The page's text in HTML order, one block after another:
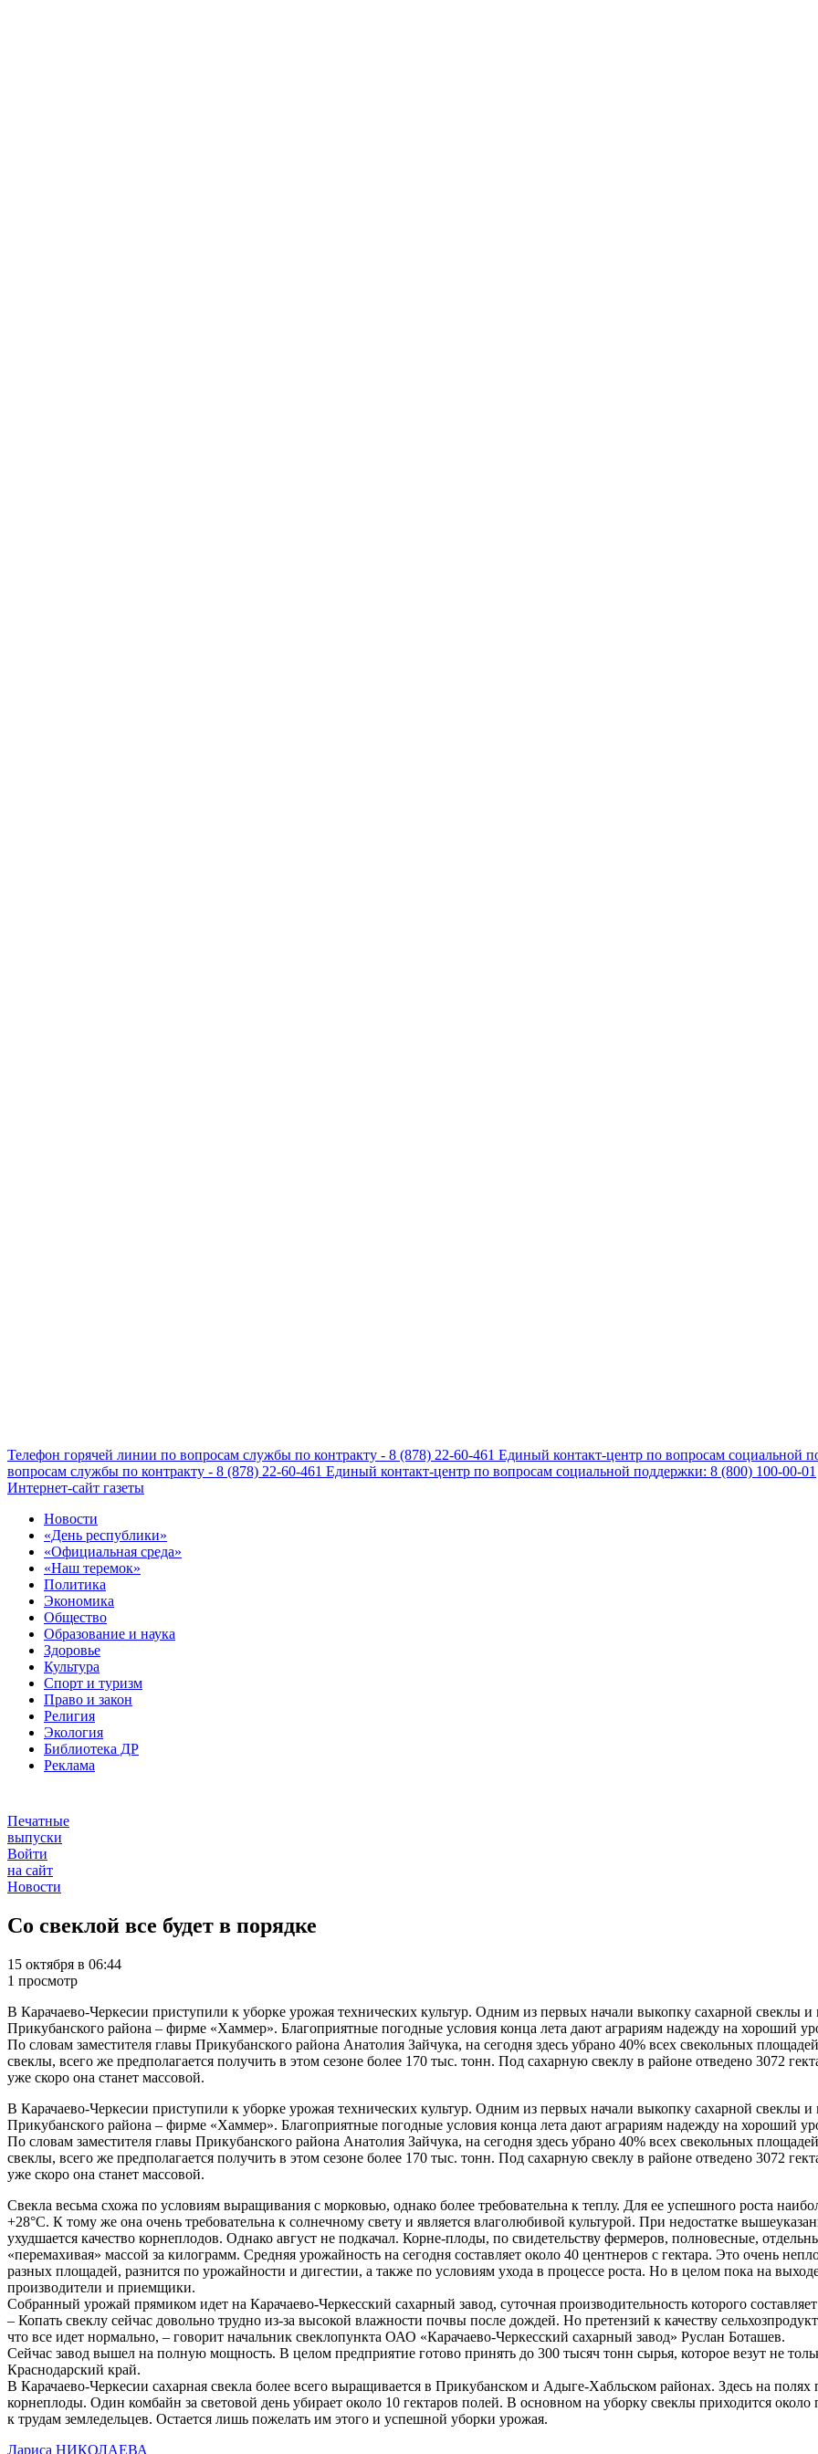
Телефон горячей линии по вопросам службы по контракту - 8 (878) 22-60-461 Единый контакт-центр по вопросам социальной
вопросам службы по контракту - 8 (878) 22-60-461 Единый контакт-центр по вопросам социальной поддержки: 8 (800) 100-00-01
Интернет-сайт газеты
Новости
«День республики»
«Официальная среда»
«Наш теремок»
Политика
Экономика
Общество
Образование и наука
Здоровье
Культура
Спорт и туризм
Право и закон
Религия
Экология
Библиотека ДР
Реклама
Печатные
выпуски
Войти
на сайт
Новости
Со свеклой все будет в порядке
15 октября в 06:44
1 просмотр
В Карачаево-Черкесии приступили к уборке урожая технических культур. Одним из первых начали выкопку сахарной свеклы
Прикубанского района – фирме «Хаммер». Благоприятные погодные условия конца лета дают аграриям надежду на хороший
По словам заместителя главы Прикубанского района Анатолия Зайчука, на сегодня здесь убрано 40% всех свекольных
свеклы, всего же предполагается получить в этом сезоне более 170 тыс. тонн. Под сахарную свеклу в районе отведено 3072
уже скоро она станет массовой.
В Карачаево-Черкесии приступили к уборке урожая технических культур. Одним из первых начали выкопку сахарной свеклы
Прикубанского района – фирме «Хаммер». Благоприятные погодные условия конца лета дают аграриям надежду на хороший
По словам заместителя главы Прикубанского района Анатолия Зайчука, на сегодня здесь убрано 40% всех свекольных
свеклы, всего же предполагается получить в этом сезоне более 170 тыс. тонн. Под сахарную свеклу в районе отведено 3072
уже скоро она станет массовой.
Свекла весьма схожа по условиям выращивания с морковью, однако более требовательна к теплу. Для ее успешного роста
+28°С. К тому же она очень требовательна к солнечному свету и является влаголюбивой культурой. При недостатке
ухудшается качество корнеплодов. Однако август не подкачал. Корне-плоды, по свидетельству фермеров, полновесные,
«перемахивая» массой за килограмм. Средняя урожайность на сегодня составляет около 40 центнеров с гектара. Это очень
разных площадей, разнится по урожайности и дигестии, а также по условиям ухода в процессе роста. Но в целом пока на
производители и приемщики.
Собранный урожай прямиком идет на Карачаево-Черкесский сахарный завод, суточная производительность которого
– Копать свеклу сейчас довольно трудно из-за высокой влажности почвы после дождей. Но претензий к качеству
что все идет нормально, – говорит начальник свеклопункта ОАО «Карачаево-Черкесский сахарный завод» Руслан Боташев.
Сейчас завод вышел на полную мощность. В целом предприятие готово принять до 300 тысяч тонн сырья, которое везут не
Краснодарский край.
В Карачаево-Черкесии сахарная свекла более всего выращивается в Прикубанском и Адыге-Хабльском районах. Здесь на
корнеплоды. Один комбайн за световой день убирает около 10 гектаров полей. В основном на уборку свеклы приходится около
к трудам земледельцев. Остается лишь пожелать им этого и успешной уборки урожая.
Лариса НИКОЛАЕВА